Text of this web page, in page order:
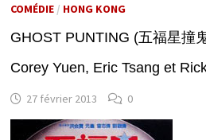
COMÉDIE/ HONG KONG
GHOST PUNTING (五福星撞
Corey Yuen, Eric Tsang et
27 février 2013 0